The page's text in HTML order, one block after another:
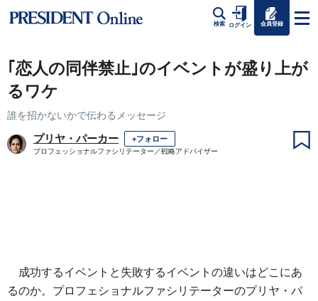
検索 ログイン 会員登録
｢恋人の同伴禁止｣のイベントが盛り上が
るワケ
誰を招かないかで伝わるメッセージ
プリヤ・パーカー +フォロー
プロフェッショナルファシリテーター／戦略アドバイザー
成功するイベントと失敗するイベントの違いはどこにあ
るのか。プロフェショナルファシリテーターのプリヤ・パ